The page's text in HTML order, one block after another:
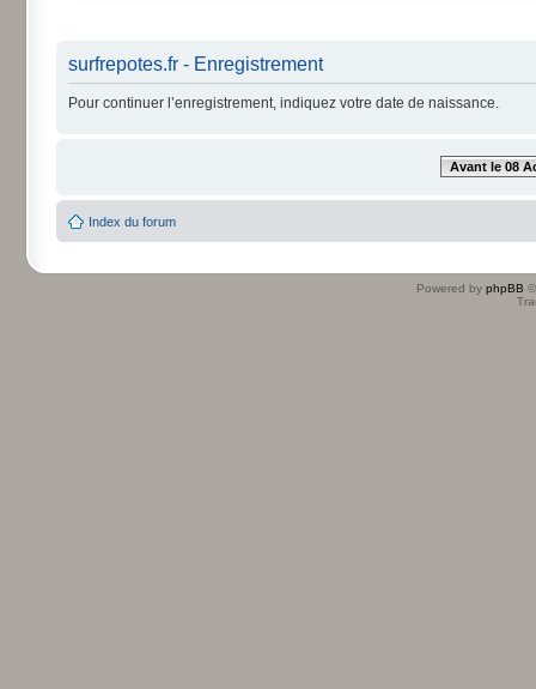
surfrepotes.fr - Enregistrement
Pour continuer l’enregistrement, indiquez votre date de naissance.
Avant le 08
Index du forum
Powered by phpBB